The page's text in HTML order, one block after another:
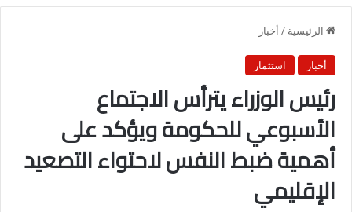
الرئيسية / أخبار
أخبار استثمار
رئيس الوزراء يترأس الاجتماع
الأسبوعي للحكومة ويؤكد على
أهمية ضبط النفس لاحتواء التصعيد
الإقليمي